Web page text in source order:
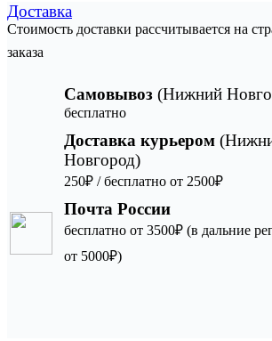
Доставка
Стоимость доставки рассчитывается на
заказа
Самовывоз (Нижний
бесплатно
Доставка курьером
Новгород)
250₽ / бесплатно от 2500₽
Почта России
бесплатно от 3500₽ (в дальние
от 5000₽)